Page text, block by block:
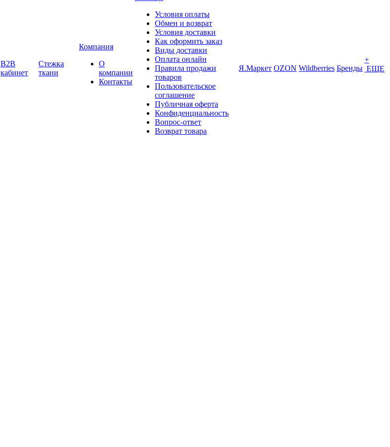
B2B
кабинет
Стежка
ткани
Компания
О
компании
Контакты
Условия оплаты
Обмен и возврат
Условия доставки
Как оформить заказ
Виды доставки
Оплата онлайн
Правила продажи
товаров
Пользовательское
соглашение
Публичная оферта
Конфиденциальность
Вопрос-ответ
Возврат товара
Я.Маркет OZON Wildberries Бренды
+
ЕЩЕ